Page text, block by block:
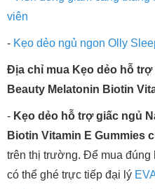
viên
- Kẹo dẻo ngủ ngon Olly
Địa chỉ mua Kẹo dẻo hỗ
Beauty Melatonin Biotin
- Kẹo dẻo hỗ trợ giấc ngủ
Biotin Vitamin E Gummies
trên thị trường. Để mua đúng
có thể ghé trực tiếp đại lý